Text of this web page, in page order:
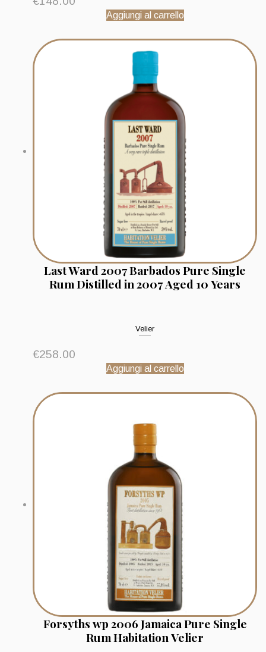
Aggiungi al carrello
Last Ward 2007 Barbados Pure Single
Rum Distilled in 2007 Aged 10 Years
Velier
€258.00
Aggiungi al carrello
Forsyths wp 2006 Jamaica Pure Single
Rum Habitation Velier